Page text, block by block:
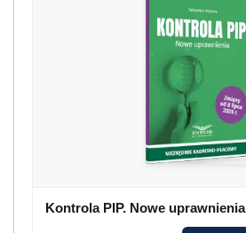
Kontrola PIP. Nowe uprawnienia